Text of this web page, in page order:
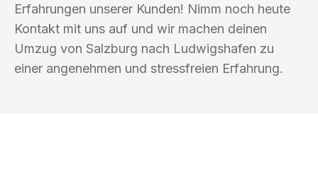
Erfahrungen unserer Kunden! Nimm noch heute
Kontakt mit uns auf und wir machen deinen
Umzug von Salzburg nach Ludwigshafen zu
einer angenehmen und stressfreien Erfahrung.